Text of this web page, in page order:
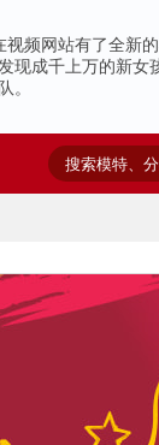
视频网站有了全新
现成千上万的新女
。